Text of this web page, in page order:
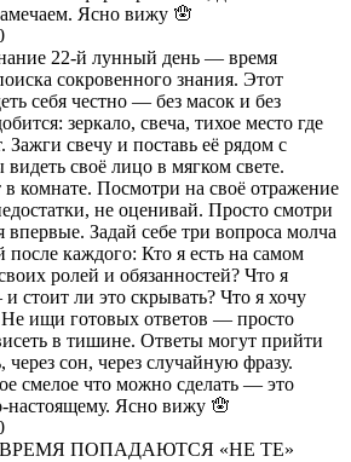
Ясно вижу 🪬
22-й лунный день — время
сокровенного знания. Этот
себя честно — без масок и без
зеркало, свеча, тихое место где
Зажги свечу и поставь её рядом с
своё лицо в мягком свете.
комнате. Посмотри на своё отражение
не оценивай. Просто смотри
впервые. Задай себе три вопроса молча
каждого: Кто я есть на самом
ролей и обязанностей? Что я
стоит ли это скрывать? Что я хочу
Не ищи готовых ответов — просто
в тишине. Ответы могут прийти
через сон, через случайную фразу.
смелое что можно сделать — это
настоящему. Ясно вижу 🪬
ПОПАДАЮТСЯ «НЕ ТЕ»